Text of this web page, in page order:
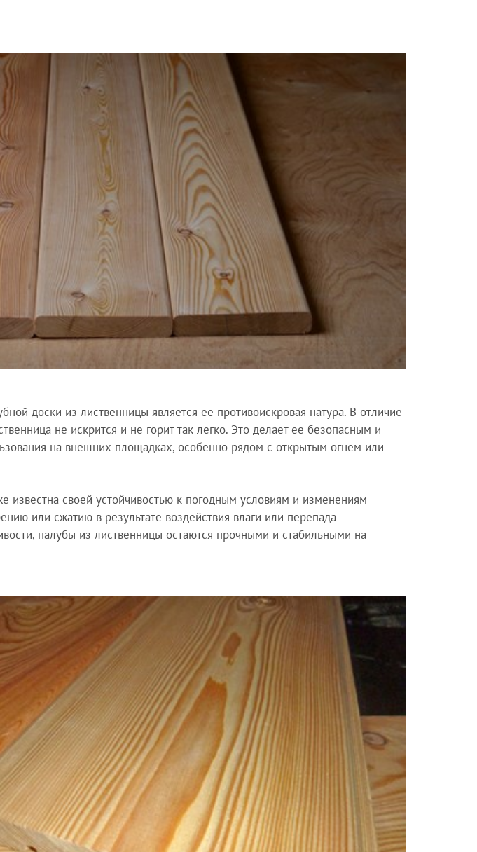
доски из лиственницы является ее противоискровая натура. В отличие
не искрится и не горит так легко. Это делает ее безопасным и
на внешних площадках, особенно рядом с открытым огнем или
известна своей устойчивостью к погодным условиям и изменениям
или сжатию в результате воздействия влаги или перепада
палубы из лиственницы остаются прочными и стабильными на